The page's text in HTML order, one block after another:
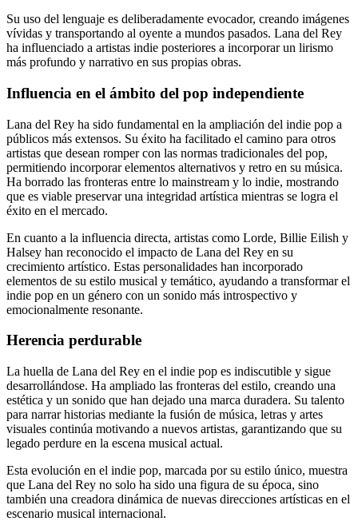
Su uso del lenguaje es deliberadamente evocador, creando imágenes
vívidas y transportando al oyente a mundos pasados. Lana del Rey
ha influenciado a artistas indie posteriores a incorporar un lirismo
más profundo y narrativo en sus propias obras.
Influencia en el ámbito del pop independiente
Lana del Rey ha sido fundamental en la ampliación del indie pop a
públicos más extensos. Su éxito ha facilitado el camino para otros
artistas que desean romper con las normas tradicionales del pop,
permitiendo incorporar elementos alternativos y retro en su música.
Ha borrado las fronteras entre lo mainstream y lo indie, mostrando
que es viable preservar una integridad artística mientras se logra el
éxito en el mercado.
En cuanto a la influencia directa, artistas como Lorde, Billie Eilish y
Halsey han reconocido el impacto de Lana del Rey en su
crecimiento artístico. Estas personalidades han incorporado
elementos de su estilo musical y temático, ayudando a transformar el
indie pop en un género con un sonido más introspectivo y
emocionalmente resonante.
Herencia perdurable
La huella de Lana del Rey en el indie pop es indiscutible y sigue
desarrollándose. Ha ampliado las fronteras del estilo, creando una
estética y un sonido que han dejado una marca duradera. Su talento
para narrar historias mediante la fusión de música, letras y artes
visuales continúa motivando a nuevos artistas, garantizando que su
legado perdure en la escena musical actual.
Esta evolución en el indie pop, marcada por su estilo único, muestra
que Lana del Rey no solo ha sido una figura de su época, sino
también una creadora dinámica de nuevas direcciones artísticas en el
escenario musical internacional.